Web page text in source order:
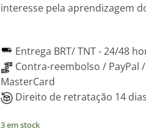
interesse pela aprendizagem
Entrega BRT/ TNT -24/48
Contra-reembolso / PayPal
MasterCard
Direito de retratação 14 dias
3 em stock